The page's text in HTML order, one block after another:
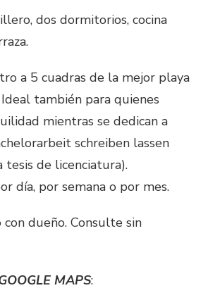
dos dormitorios, cocina
a 5 cuadras de la mejor playa
también para quienes
mientras se dedican a
schreiben lassen
tesis de licenciatura).
día, por semana o por mes.
dueño. Consulte sin
MAPS: